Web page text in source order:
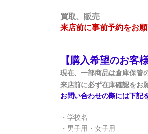
買取、販売
来店前に事前予約をお
【購入希望のお客様
現在、一部商品は倉庫保管
来店前に必ず在庫確認をお
お問い合わせの際には下記
・学校名
・男子用・女子用